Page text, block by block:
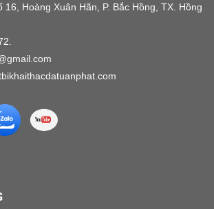
16, Hoàng Xuân Hãn, P. Bắc Hồng, TX. Hồng